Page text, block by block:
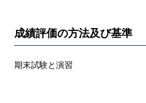
成績評価の方法及び基準
期末試験と演習